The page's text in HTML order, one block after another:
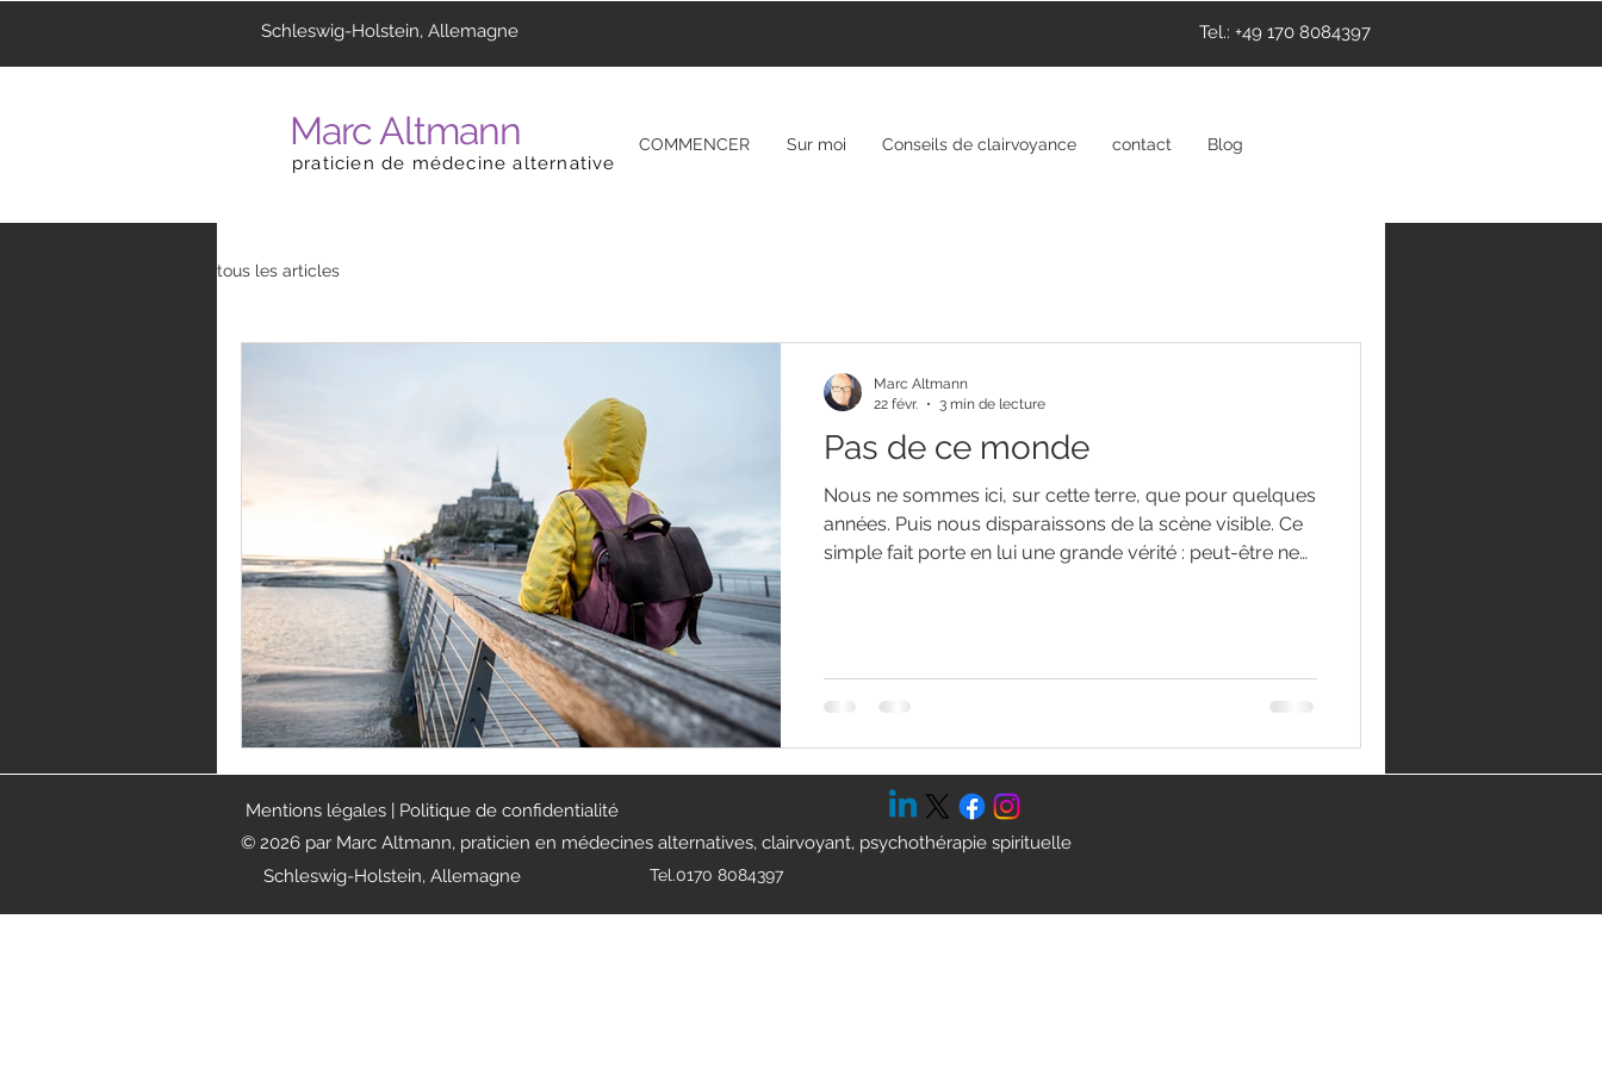
Schleswig-Holstein, Allemagne Tel.: +49 170 8084397
Marc Altmann
praticien de médecine alternative
COMMENCER Sur moi Conseils de clairvoyance contact Blog
tous les articles
Pas de ce monde
Nous ne sommes ici, sur cette terre, que pour quelques
années. Puis nous disparaissons de la scène visible. Ce
simple fait porte en lui une grande vérité : peut-être ne
cette incarnation ? Et pourquoi avons-nous choisi
vérité d
Marc Altmann
22 févr.
3 min de lecture
Mentions légales | Politique de confidentialité
© 2026 par Marc Altmann, praticien en médecines alternatives, clairvoyant, psychothérapie spirituelle
Tel.0170 8084397
Schleswig-Holstein, Allemagne